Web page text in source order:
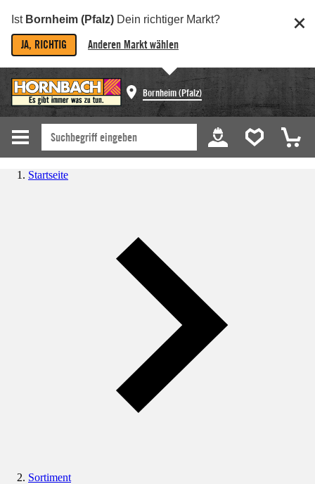
Ist Bornheim (Pfalz) Dein richtiger Markt?
JA, RICHTIG Anderen Markt wählen
Bornheim (Pfalz)
Startseite
Sortiment